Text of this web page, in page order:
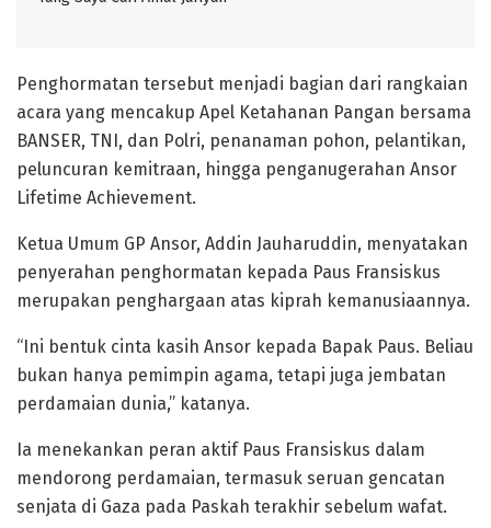
Penghormatan tersebut menjadi bagian dari rangkaian
acara yang mencakup Apel Ketahanan Pangan bersama
BANSER, TNI, dan Polri, penanaman pohon, pelantikan,
peluncuran kemitraan, hingga penganugerahan Ansor
Lifetime Achievement.
Ketua Umum GP Ansor, Addin Jauharuddin, menyatakan
penyerahan penghormatan kepada Paus Fransiskus
merupakan penghargaan atas kiprah kemanusiaannya.
“Ini bentuk cinta kasih Ansor kepada Bapak Paus. Beliau
bukan hanya pemimpin agama, tetapi juga jembatan
perdamaian dunia,” katanya.
Ia menekankan peran aktif Paus Fransiskus dalam
mendorong perdamaian, termasuk seruan gencatan
senjata di Gaza pada Paskah terakhir sebelum wafat.